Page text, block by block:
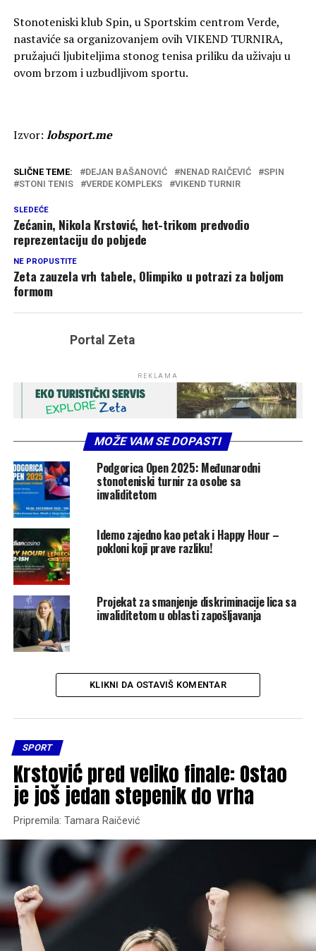
Stonoteniski klub Spin, u Sportskim centrom Verde,
nastaviće sa organizovanjem ovih VIKEND TURNIRA,
pružajući ljubiteljima stonog tenisa priliku da uživaju u
ovom brzom i uzbudljivom sportu.
Izvor: lobsport.me
SLIČNE TEME: DEJAN BAŠANOVIĆ NENAD RAIČEVIĆ
SPIN
STONI TENIS
VERDE KOMPLEKS VIKEND TURNIR
SLEDEĆE
Zećanin, Nikola Krstović, het-trikom predvodio
reprezentaciju do pobjede
NE PROPUSTITE
Zeta zauzela vrh tabele, Olimpiko u potrazi za boljom
formom
Portal Zeta
REKLAMA
MOŽE VAM SE DOPASTI
Podgorica Open 2025: Međunarodni
stonoteniski turnir za osobe sa
invaliditetom
Idemo zajedno kao petak i Happy Hour –
pokloni koji prave razliku!
Projekat za smanjenje diskriminacije lica sa
invaliditetom u oblasti zapošljavanja
KLIKNI DA OSTAVIŠ KOMENTAR
SPORT
Krstović pred veliko finale: Ostao
je još jedan stepenik do vrha
Pripremila: Tamara Raičević